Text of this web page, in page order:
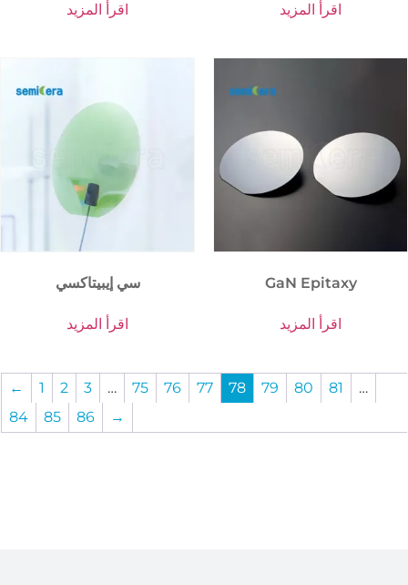
اقرأ المزيد اقرأ المزيد
سي إيبيتاكسي
اقرأ المزيد
GaN Epitaxy
اقرأ المزيد
← 1 2 3 … 75 76 77 78 79 80 81
…
84
85 86 →